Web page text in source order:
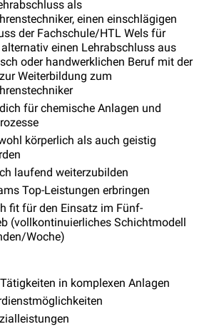
als
einen einschlägigen
der Fachschule/HTL Wels für
alternativ einen Lehrabschluss aus
oder handwerklichen Beruf mit der
Weiterbildung zum
für chemische Anlagen und
körperlich als auch geistig
laufend weiterzubilden
Top-Leistungen erbringen
fit für den Einsatz im Fünf-
(vollkontinuierliches Schichtmodell
Woche)
in komplexen Anlagen